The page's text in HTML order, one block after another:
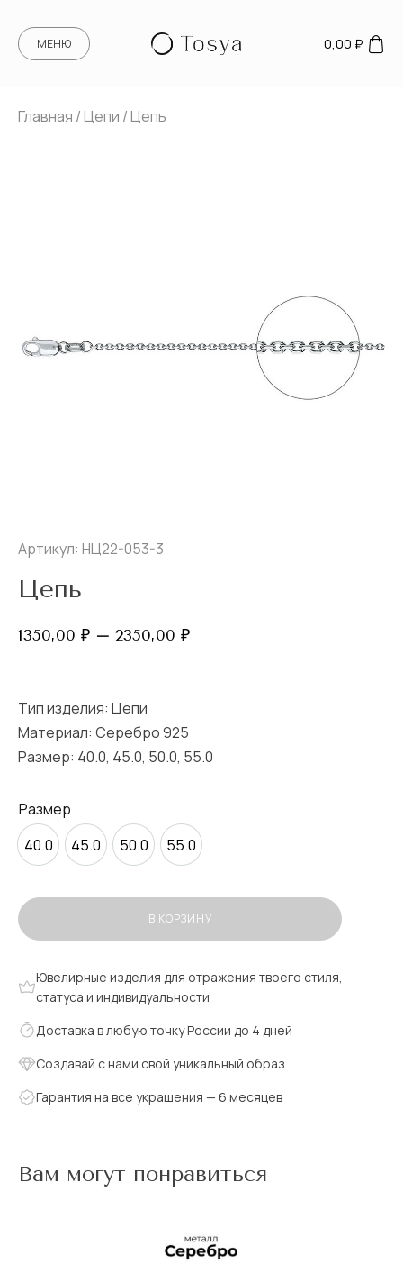
МЕНЮ 0,00 ₽
Главная /Цепи / Цепь
Артикул: НЦ22-053-3
Цепь
1350,00 ₽ – 2350,00 ₽Диапазон
Тип изделия: Цепи
Материал: Серебро 925
Размер: 40.0, 45.0, 50.0, 55.0
Размер
40.0
45.0 50.0 55.0
В КОРЗИНУ
Ювелирные изделия для отражения твоего стиля,
статуса и индивидуальности
Доставка в любую точку России до 4 дней
Создавай с нами свой уникальный образ
Гарантия на все украшения — 6 месяцев
Вам могут понравиться